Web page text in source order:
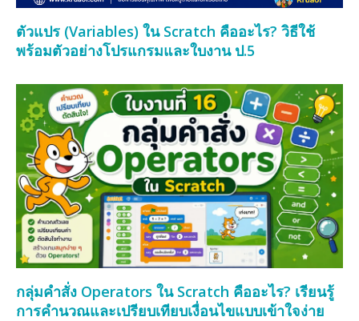
ตัวแปร (Variables) ใน Scratch คืออะไร? วิธีใช้
พร้อมตัวอย่างโปรแกรมและใบงาน ป.5
กลุ่มคำสั่ง Operators ใน Scratch คืออะไร? เรียนรู้
การคำนวณและเปรียบเทียบเงื่อนไขแบบเข้าใจง่าย